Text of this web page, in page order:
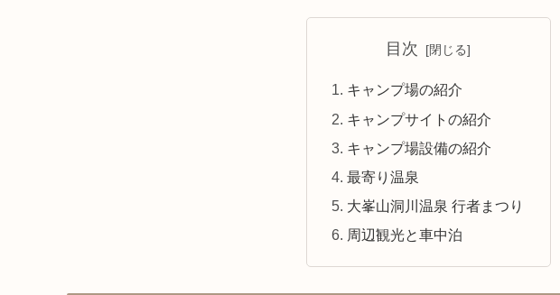
目次
キャンプ場の紹介
キャンプサイトの紹介
キャンプ場設備の紹介
最寄り温泉
大峯山洞川温泉 行者まつり
周辺観光と車中泊